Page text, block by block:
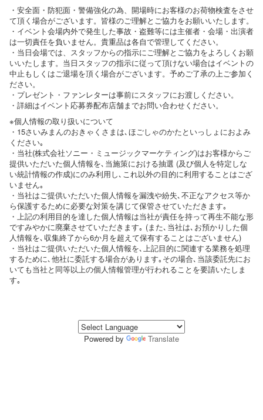
・安全面・防犯面・警備強化の為、開場時にお客様のお荷物検査をさせ
て頂く場合がございます。皆様のご理解とご協力をお願いいたします。
・イベント会場内外で発生した事故・盗難等には主催者・会場・出演者
は一切責任を負いません。貴重品は各自で管理してください。
・当日会場では、スタッフからの指示にご理解とご協力をよろしくお願
いいたします。当日スタッフの指示に従って頂けない場合はイベントの
中止もしくはご退場を頂く場合がございます。予めご了承の上ご参加く
ださい。
・プレゼント・ファンレターは事前にスタッフにお渡しください。
・詳細はイベント応募券配布店舗までお問い合わせください。
※個人情報の取り扱いについて
・15さいみまんのおきゃくさまは､ほごしゃのかたといっしょにおよみ
ください｡
・当社(株式会社ソニー・ミュージックマーケティング)はお客様からご
提供いただいた個人情報を､当施策における抽選 (及び個人を特定しな
い統計情報の作成)にのみ利用し､これ以外の目的に利用することはござ
いません｡
・当社はご提供いただいた個人情報を漏洩や紛失､不正なアクセス等か
ら保護するために必要な対策を講じて保管させていただきます｡
・上記の利用目的を達した個人情報は当社が責任を持って再生不能な形
ですみやかに廃棄させていただきます｡ (また､当社は､お預かりした個
人情報を､収集終了から6か月を超えて保有することはございません)
・当社はご提供いただいた個人情報を､上記目的に関連する業務を処理
するために､他社に委託する場合があります｡その場合､当該委託先にお
いても当社と同等以上の個人情報管理が行われることを要請いたしま
す｡
Powered by Translate